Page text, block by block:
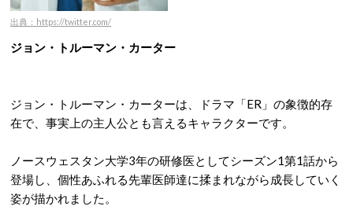
出典：https://twitter.com/
ジョン・トルーマン・カーター
ジョン・トルーマン・カーターは、ドラマ「ER」の象徴的存
在で、事実上の主人公とも言えるキャラクターです。
ノースウェスタン大学3年の研修医としてシーズン1第1話から
登場し、個性あふれる先輩医師達に揉まれながら成長していく
姿が描かれました。